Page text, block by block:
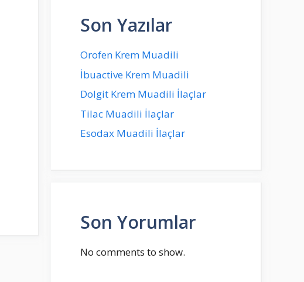
Son Yazılar
Orofen Krem Muadili
İbuactive Krem Muadili
Dolgit Krem Muadili İlaçlar
Tilac Muadili İlaçlar
Esodax Muadili İlaçlar
Son Yorumlar
No comments to show.